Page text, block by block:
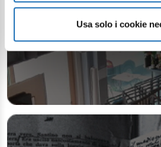
Usa solo i cookie